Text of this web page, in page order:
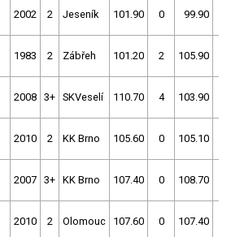
2002 2 Jeseník 101.90 0 99.90
1983 2 Zábřeh 101.20 2 105.90
2008 3+ SKVeselí 110.70 4 103.90
2010 2 KK Brno 105.60 0 105.10
2007 3+ KK Brno 107.40 0 108.70
2010 2 Olomouc 107.60 0 107.40